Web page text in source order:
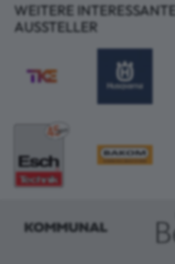
WEITERE INTERESSANTE
AUSSTELLER